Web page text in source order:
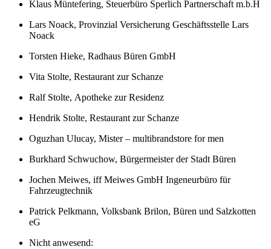
Klaus Müntefering, Steuerbüro Sperlich Partnerschaft m.b.H
Lars Noack, Provinzial Versicherung Geschäftsstelle Lars
Noack
Torsten Hieke, Radhaus Büren GmbH
Vita Stolte, Restaurant zur Schanze
Ralf Stolte, Apotheke zur Residenz
Hendrik Stolte, Restaurant zur Schanze
Oguzhan Ulucay, Mister – multibrandstore for men
Burkhard Schwuchow, Bürgermeister der Stadt Büren
Jochen Meiwes, iff Meiwes GmbH Ingeneurbüro für
Fahrzeugtechnik
Patrick Pelkmann, Volksbank Brilon, Büren und Salzkotten
eG
Nicht anwesend: